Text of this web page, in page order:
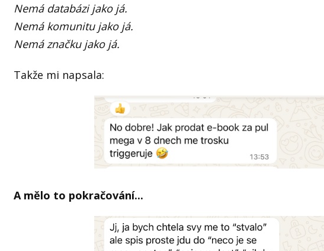
Nemá databázi jako já.
Nemá komunitu jako já.
Nemá značku jako já.
Takže mi napsala:
A mělo to pokračování...